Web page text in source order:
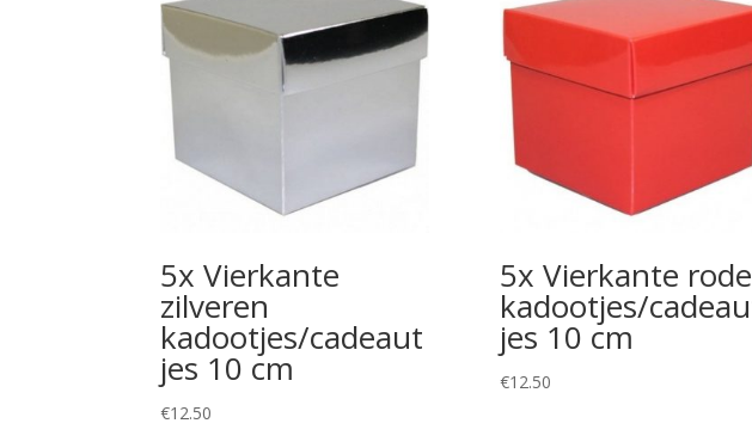
5x Vierkante
zilveren
kadootjes/cadeaut
jes 10 cm
€12.50
5x Vierkante rode
kadootjes/
jes 10 cm
€12.50